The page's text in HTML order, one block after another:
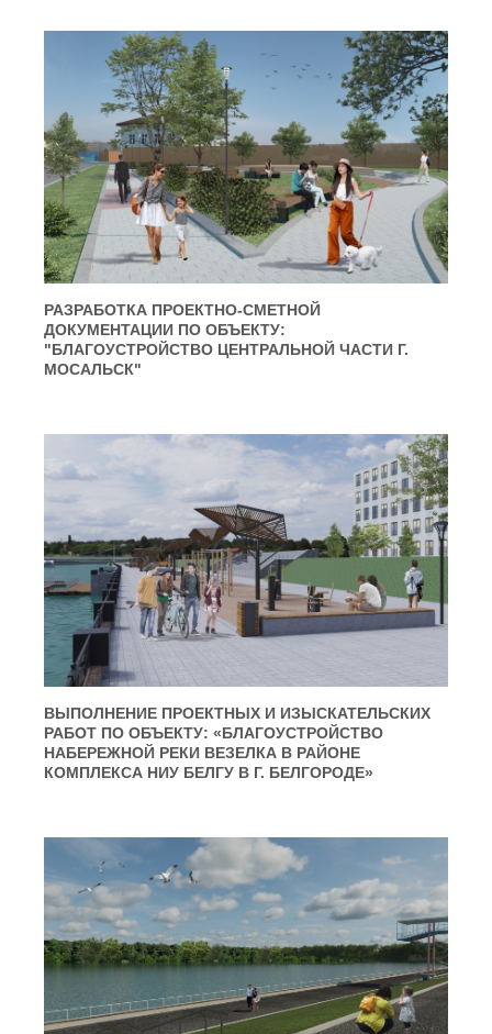
РАЗРАБОТКА ПРОЕКТНО-СМЕТНОЙ
ДОКУМЕНТАЦИИ ПО ОБЪЕКТУ:
"БЛАГОУСТРОЙСТВО ЦЕНТРАЛЬНОЙ ЧАСТИ Г.
МОСАЛЬСК"
ВЫПОЛНЕНИЕ ПРОЕКТНЫХ И ИЗЫСКАТЕЛЬСКИХ
РАБОТ ПО ОБЪЕКТУ: «БЛАГОУСТРОЙСТВО
НАБЕРЕЖНОЙ РЕКИ ВЕЗЕЛКА В РАЙОНЕ
КОМПЛЕКСА НИУ БЕЛГУ В Г. БЕЛГОРОДЕ»